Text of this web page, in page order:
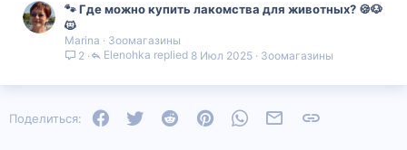
🐾 Где можно купить лакомства для животных? 🍪🐶
🐱
Marina
Зоомагазины
2
Зоомагазины
8 Июл 2025
Elenohka
Поделиться: FacebookTwitter Reddit PinterestWhatsAppЭлектронная почта